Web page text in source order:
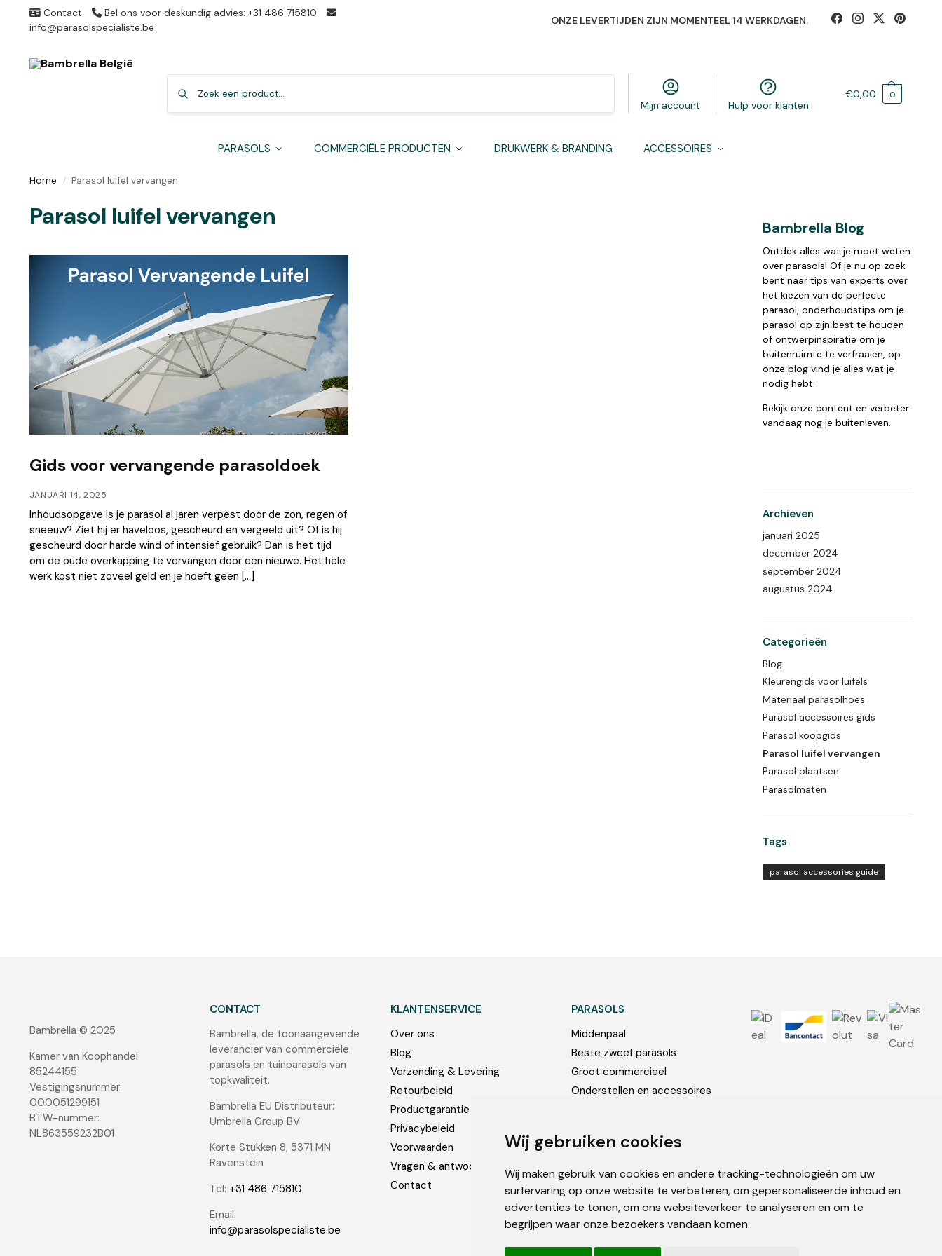
Wij gebruiken cookies
Wij maken gebruik van cookies en andere tracking-technologieën om uw
surfervaring op onze website te verbeteren, om gepersonaliseerde inhoud en
advertenties te tonen, om ons websiteverkeer te analyseren en om te
begrijpen waar onze bezoekers vandaan komen.
Contact
Bel ons voor deskundig advies: +31 486 715810
info@parasolspecialiste.be
ONZE LEVERTIJDEN ZIJN MOMENTEEL 14 WERKDAGEN.
Mijn account Hulp voor klanten
€0,00 0
PARASOLS COMMERCIËLE PRODUCTEN DRUKWERK & BRANDING ACCESSOIRES
Home / Parasol luifel vervangen
Parasol luifel vervangen
Gids voor vervangende parasoldoek
JANUARI 14, 2025
Inhoudsopgave Is je parasol al jaren verpest door de zon, regen of
sneeuw? Ziet hij er haveloos, gescheurd en vergeeld uit? Of is hij
gescheurd door harde wind of intensief gebruik? Dan is het tijd
om de oude overkapping te vervangen door een nieuwe. Het hele
werk kost niet zoveel geld en je hoeft geen […]
Bambrella Blog
Ontdek alles wat je moet weten
over parasols! Of je nu op zoek
bent naar tips van experts over
het kiezen van de perfecte
parasol, onderhoudstips om je
parasol op zijn best te houden
of ontwerpinspiratie om je
buitenruimte te verfraaien, op
onze blog vind je alles wat je
nodig hebt.
Bekijk onze content en verbeter
vandaag nog je buitenleven.
Archieven
januari 2025
december 2024
september 2024
augustus 2024
Categorieën
Blog
Kleurengids voor luifels
Materiaal parasolhoes
Parasol accessoires gids
Parasol koopgids
Parasol luifel vervangen
Parasol plaatsen
Parasolmaten
Tags
parasol accessories guide
Bambrella © 2025
Kamer van Koophandel:
85244155
Vestigingsnummer:
000051299151
BTW-nummer:
NL863559232B01
CONTACT
Bambrella, de toonaangevende
leverancier van commerciële
parasols en tuinparasols van
topkwaliteit.
Bambrella EU Distributeur:
Umbrella Group BV
Korte Stukken 8, 5371 MN
Ravenstein
Tel:+31 486 715810
Email:
info@parasolspecialiste.be
KLANTENSERVICE
Over ons
Blog
Verzending & Levering
Retourbeleid
Productgarantie
Privacybeleid
Voorwaarden
Vragen & antwoorden
Contact
PARASOLS
Middenpaal
Beste zweef parasols
Groot commercieel
Onderstellen en accessoires